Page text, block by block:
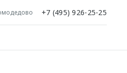
+7 (495) 926-25-25